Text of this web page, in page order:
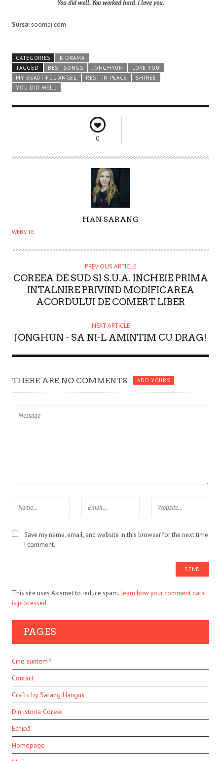
You did well. You worked hard.I love you.
Sursa:soompi.com
CATEGORIES
K-DRAMA
TAGGED
BEST SONGS JONGHYUN
LOVE YOU
MY BEAUTIFUL ANGEL
REST IN PEACE
SHINEE
YOU DID WELL
0
U
H
R
HAN SARANG
WEBSITE
PREVIOUS ARTICLE
COREEA DE SUD SI S.U.A. INCHEIE PRIMA
INTALNIRE PRIVIND MODIFICAREA
ACORDULUI DE COMERT LIBER
NEXT ARTICLE
JONGHUN - SA NI-L AMINTIM CU DRAG!
THERE ARE NO COMMENTS ADD YOURS
Save my name, email, and website in this browser for the next time
I comment.
This site uses Akismet to reduce spam.Learn how your comment data
is processed.
PAGES
Cine suntem?
Contact
Crafts by Sarang Hanguk
Din istoria Coreei
Echipă
Homepage